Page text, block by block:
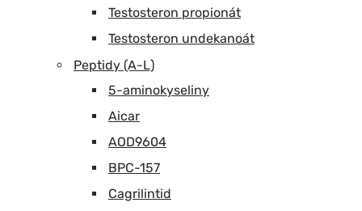
Testosteron propionát
Testosteron undekanoát
Peptidy (A-L)
5-aminokyseliny
Aicar
AOD9604
BPC-157
Cagrilintid